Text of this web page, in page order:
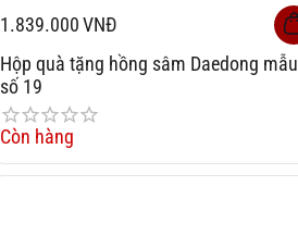
1.839.000VNĐ
Hộp quà tặng hồng sâm Daedong mẫu
số 19
Còn hàng